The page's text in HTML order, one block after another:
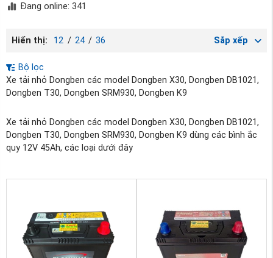
Đang online: 341
Hiển thị: 12 / 24 / 36 Sắp xếp
Bộ lọc
Xe tải nhỏ Dongben các model Dongben X30, Dongben DB1021,
Dongben T30, Dongben SRM930, Dongben K9
Xe tải nhỏ Dongben các model Dongben X30, Dongben DB1021,
Dongben T30, Dongben SRM930, Dongben K9 dùng các bình ắc
quy 12V 45Ah, các loại dưới đây